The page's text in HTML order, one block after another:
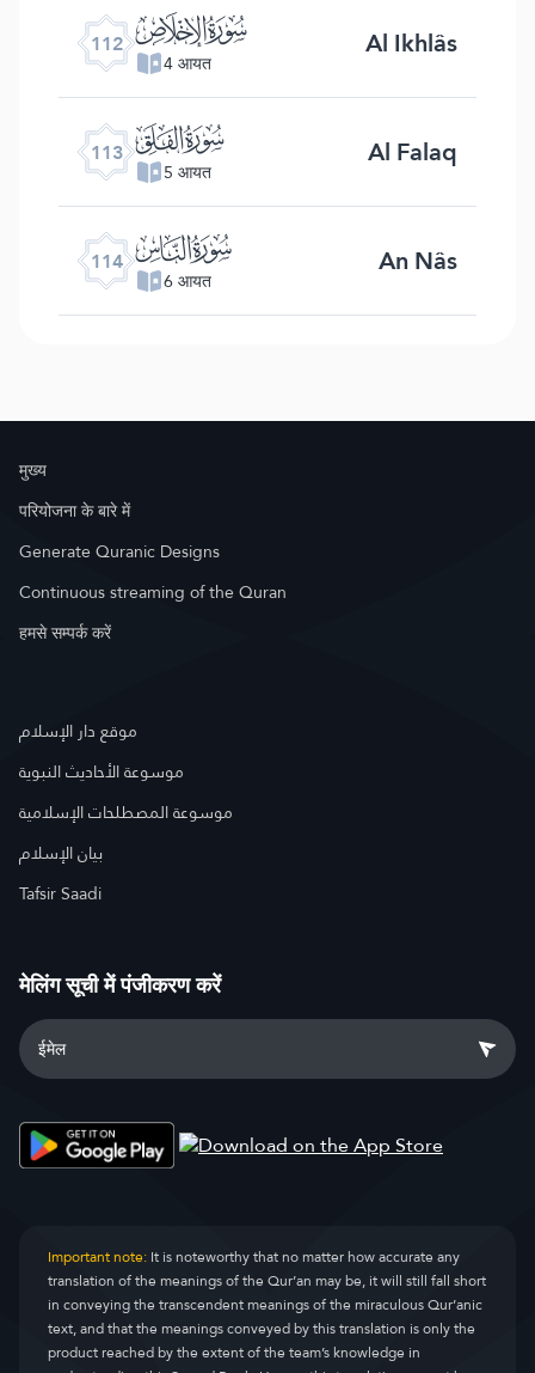
112 ﰝ
4 आयत Al Ikhlâs
113 ﰞ
5 आयत Al Falaq
114 ﰟ
6 आयत An Nâs
मुख्य
परियोजना के बारे में
Generate Quranic Designs
Continuous streaming of the Quran
हमसे सम्पर्क करें
موقع دار الإسلام
موسوعة الأحاديث النبوية
موسوعة المصطلحات الإسلامية
بيان الإسلام
Tafsir Saadi
मेलिंग सूची में पंजीकरण करें
Important note:It is noteworthy that no matter how accurate any
translation of the meanings of the Qur’an may be, it will still fall short
in conveying the transcendent meanings of the miraculous Qur’anic
text, and that the meanings conveyed by this translation is only the
product reached by the extent of the team’s knowledge in